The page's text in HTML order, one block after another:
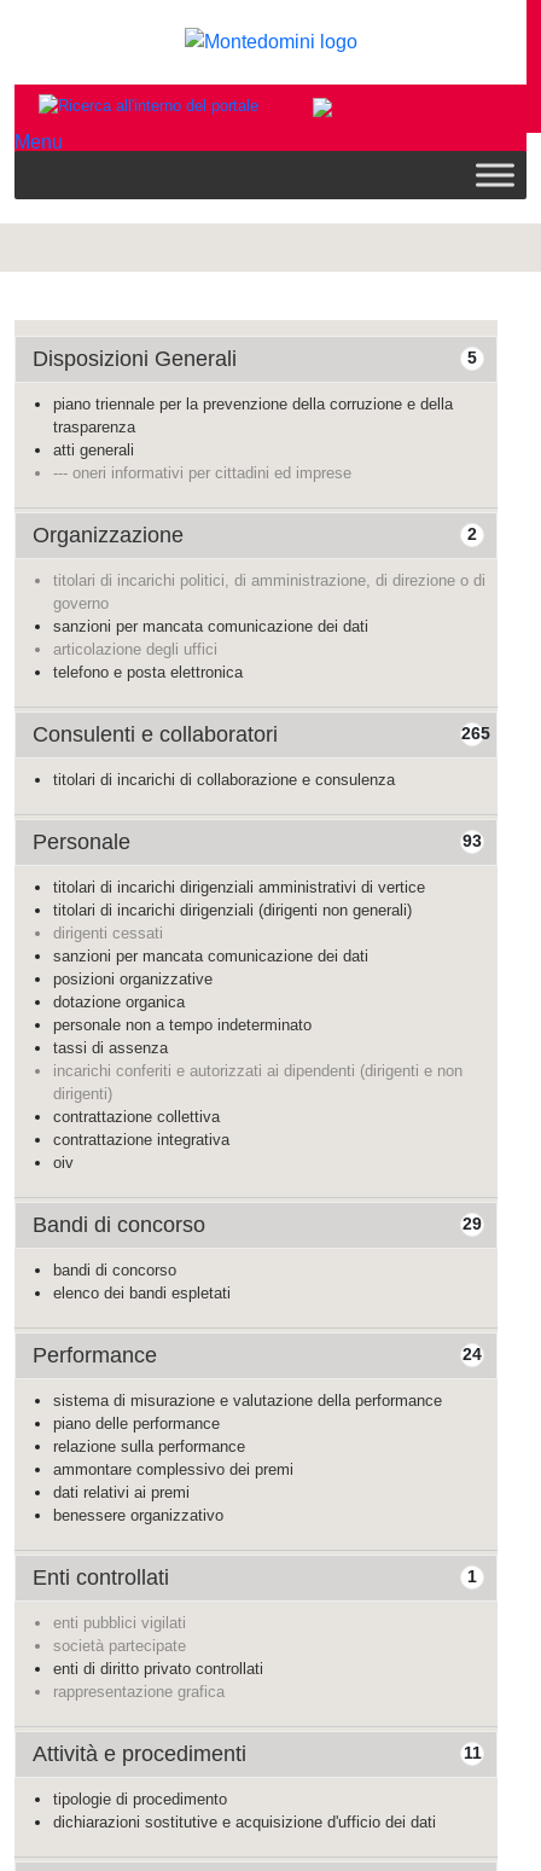
Menu
5
Disposizioni Generali
piano triennale per la prevenzione della corruzione e della
trasparenza
atti generali
--- oneri informativi per cittadini ed imprese
2
Organizzazione
titolari di incarichi politici, di amministrazione, di direzione o di
governo
sanzioni per mancata comunicazione dei dati
articolazione degli uffici
telefono e posta elettronica
265
Consulenti e collaboratori
titolari di incarichi di collaborazione e consulenza
93
Personale
titolari di incarichi dirigenziali amministrativi di vertice
titolari di incarichi dirigenziali (dirigenti non generali)
dirigenti cessati
sanzioni per mancata comunicazione dei dati
posizioni organizzative
dotazione organica
personale non a tempo indeterminato
tassi di assenza
incarichi conferiti e autorizzati ai dipendenti (dirigenti e non
dirigenti)
contrattazione collettiva
contrattazione integrativa
oiv
29
Bandi di concorso
bandi di concorso
elenco dei bandi espletati
24
Performance
sistema di misurazione e valutazione della performance
piano delle performance
relazione sulla performance
ammontare complessivo dei premi
dati relativi ai premi
benessere organizzativo
1
Enti controllati
enti pubblici vigilati
società partecipate
enti di diritto privato controllati
rappresentazione grafica
11
Attività e procedimenti
tipologie di procedimento
dichiarazioni sostitutive e acquisizione d'ufficio dei dati